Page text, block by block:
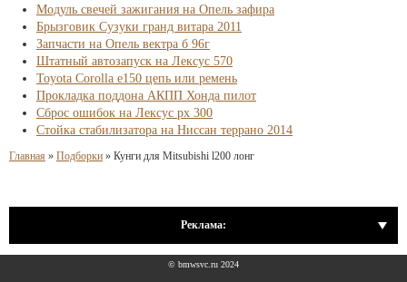
Модуль свечей зажигания на Опель зафира
Брызговик Сузуки гранд витара 2011
Запчасти на Опель вектра б 96г
Штатный автозапуск на Лексус 570
Toyota Corolla e150 цепь или ремень
Прокладка поддона АКПП Хонда пилот
Сброс ошибок на Лексус рх 300
Стойка стабилизатора на Ниссан террано 2014
Главная » Подборки » Кунги для Mitsubishi l200 лонг
Реклама:
© bmwsvc.ru 2024